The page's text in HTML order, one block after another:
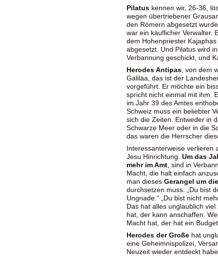
Pilatus kennen wir, 26-36,
wegen übertriebener
den Römern abgesetzt
war ein käuflicher Verwalter.
dem Hohenpriester
abgesetzt. Und Pilatus wird
Verbannung geschickt, und
Herodes Antipas , von dem
Galiläa, das ist der
vorgeführt. Er möchte ein
spricht nicht einmal mit ihm.
im Jahr 39 des Amtes
Schweiz muss ein beliebter
sich die Zeiten. Entweder in
Schwarze Meer oder in die
das waren die Herrscher
Interessanterweise verlieren
Jesu Hinrichtung. Um das
mehr im Amt , sind in
Macht, die halt einfach
man dieses Gerangel um
durchsetzen muss. „Du bist
Ungnade.“ „Du bist nicht
Das hat alles unglaublich
hat, der kann anschaffen.
Macht hat, der hat ein
Herodes der Große hat
eine Geheimnispolizei,
Neuzeit wieder entdeckt